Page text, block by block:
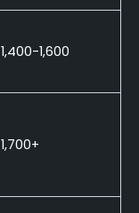
1,400-1,600
1,700+